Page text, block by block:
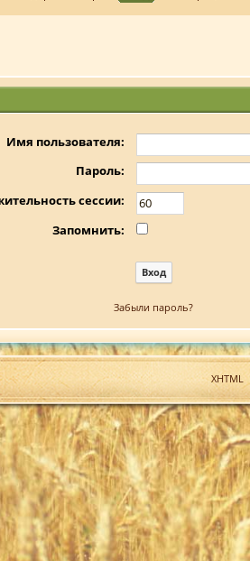
Имя пользователя:
Пароль:
сессии:
Запомнить:
Забыли пароль?
XHTML